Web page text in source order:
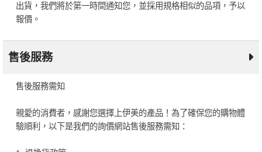
出貨，我們將於第一時間通知您，並採用規格相似的品項，予以
報價。
售後服務
售後服務需知
親愛的消費者，感謝您選擇上伊美的產品！為了確保您的購物體
驗順利，以下是我們的詢價網站售後服務需知：